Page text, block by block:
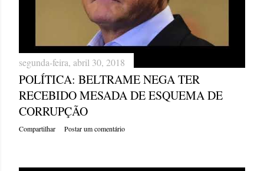
segunda-feira, abril 30, 2018
POLÍTICA: BELTRAME NEGA TER
RECEBIDO MESADA DE ESQUEMA DE
CORRUPÇÃO
Compartilhar Postar um comentário